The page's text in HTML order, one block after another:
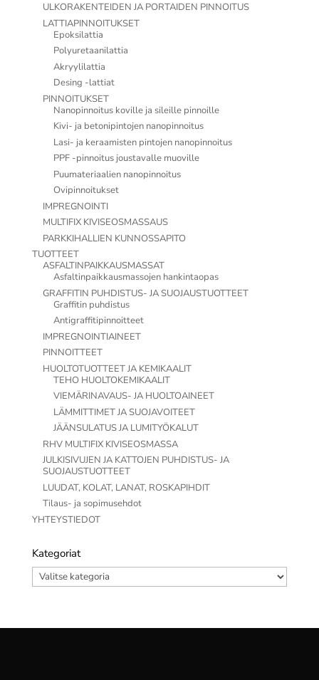
ULKORAKENTEIDEN JA PORTAIDEN PINNOITUS
LATTIAPINNOITUKSET
Epoksilattia
Polyuretaanilattia
Akryylilattia
Desing -lattiat
PINNOITUKSET
Nanopinnoitus koville ja sileille pinnoille
Kivi- ja betonipintojen nanopinnoitus
Lasi- ja keraamisten pintojen nanopinnoitus
PPF -pinnoitus joustavalle muoville
Puumateriaalien nanopinnoitus
Ovipinnoitukset
IMPREGNOINTI
MULTIFIX KIVISEOSMASSAUS
PARKKIHALLIEN KUNNOSSAPITO
TUOTTEET
ASFALTINPAIKKAUSMASSAT
Asfaltinpaikkausmassojen hankintaopas
GRAFFITIN PUHDISTUS- JA SUOJAUSTUOTTEET
Graffitin puhdistus
Antigraffitipinnoitteet
IMPREGNOINTIAINEET
PINNOITTEET
HUOLTOTUOTTEET JA KEMIKAALIT
TEHO HUOLTOKEMIKAALIT
VIEMÄRINAVAUS- JA HUOLTOAINEET
LÄMMITTIMET JA SUOJAVOITEET
JÄÄNSULATUS JA LUMITYÖKALUT
RHV MULTIFIX KIVISEOSMASSA
JULKISIVUJEN JA KATTOJEN PUHDISTUS- JA
SUOJAUSTUOTTEET
LUUDAT, KOLAT, LANAT, ROSKAPIHDIT
Tilaus- ja sopimusehdot
YHTEYSTIEDOT
Kategoriat
Kategoriat